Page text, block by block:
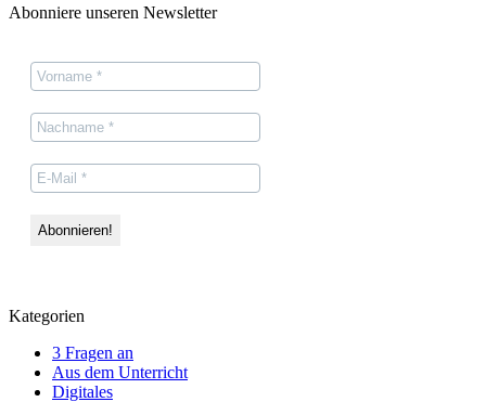
Abonniere unseren Newsletter
Kategorien
3 Fragen an
Aus dem Unterricht
Digitales